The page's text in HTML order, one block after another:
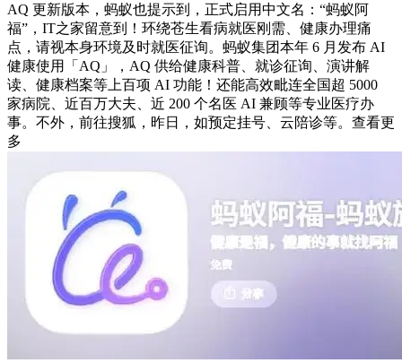
AQ 更新版本，蚂蚁也提示到，正式启用中文名：“蚂蚁阿
福”，IT之家留意到！环绕苍生看病就医刚需、健康办理痛
点，请视本身环境及时就医征询。蚂蚁集团本年 6 月发布 AI
健康使用「AQ」，AQ 供给健康科普、就诊征询、演讲解
读、健康档案等上百项 AI 功能！还能高效毗连全国超 5000
家病院、近百万大夫、近 200 个名医 AI 兼顾等专业医疗办
事。不外，前往搜狐，昨日，如预定挂号、云陪诊等。查看更
多